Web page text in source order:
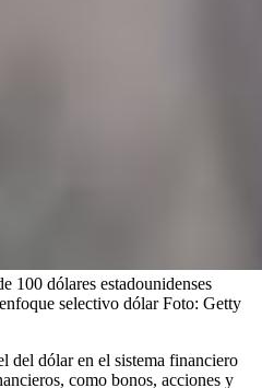
100 dólares estadounidenses
selectivo dólarFoto: Getty
del dólar en el sistema financiero
como bonos, acciones y